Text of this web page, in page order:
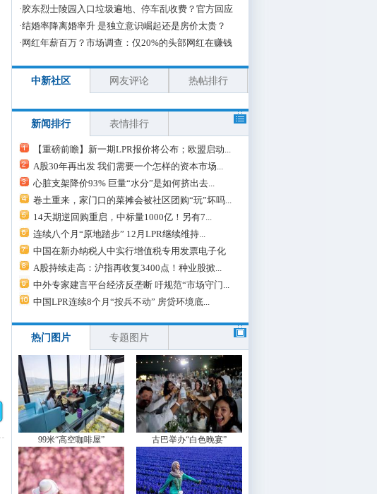
·胶东烈士陵园入口垃圾遍地、停车乱收费？官方回应
·结婚率降离婚率升 是独立意识崛起还是房价太贵？
· 网红年薪百万？市场调查：仅20%的头部网红在赚钱
中新社区 网友评论 热帖排行
新闻排行 表情排行
【重磅前瞻】新一期LPR报价将公布；欧盟启动...
A股30年再出发 我们需要一个怎样的资本市场...
心脏支架降价93% 巨量“水分”是如何挤出去...
卷土重来，家门口的菜摊会被社区团购“玩”坏吗...
14天期逆回购重启，中标量1000亿！另有7...
连续八个月“原地踏步” 12月LPR继续维持...
中国在新办纳税人中实行增值税专用发票电子化
A股持续走高：沪指再收复3400点！种业股掀...
中外专家建言平台经济反垄断 吁规范“市场守门...
中国LPR连续8个月“按兵不动” 房贷环境底...
热门图片 专题图片
99米“高空咖啡屋” 古巴举办“白色晚宴”